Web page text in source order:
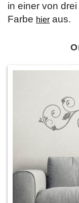
in einer von
Farbe hier aus.